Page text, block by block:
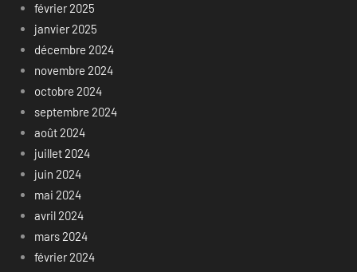
février 2025
janvier 2025
décembre 2024
novembre 2024
octobre 2024
septembre 2024
août 2024
juillet 2024
juin 2024
mai 2024
avril 2024
mars 2024
février 2024